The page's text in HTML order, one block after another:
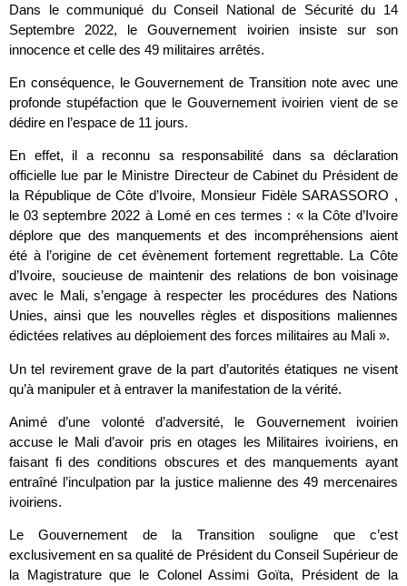
Dans le communiqué du Conseil National de Sécurité du 14
Septembre 2022, le Gouvernement ivoirien insiste sur son
innocence et celle des 49 militaires arrêtés.
En conséquence, le Gouvernement de Transition note avec une
profonde stupéfaction que le Gouvernement ivoirien vient de se
dédire en l’espace de 11 jours.
En effet, il a reconnu sa responsabilité dans sa déclaration
officielle lue par le Ministre Directeur de Cabinet du Président de
la République de Côte d’Ivoire, Monsieur Fidèle SARASSORO ,
le 03 septembre 2022 à Lomé en ces termes : « la Côte d’Ivoire
déplore que des manquements et des incompréhensions aient
été à l’origine de cet évènement fortement regrettable. La Côte
d’Ivoire, soucieuse de maintenir des relations de bon voisinage
avec le Mali, s’engage à respecter les procédures des Nations
Unies, ainsi que les nouvelles règles et dispositions maliennes
édictées relatives au déploiement des forces militaires au Mali ».
Un tel revirement grave de la part d’autorités étatiques ne visent
qu’à manipuler et à entraver la manifestation de la vérité.
Animé d’une volonté d’adversité, le Gouvernement ivoirien
accuse le Mali d’avoir pris en otages les Militaires ivoiriens, en
faisant fi des conditions obscures et des manquements ayant
entraîné l’inculpation par la justice malienne des 49 mercenaires
ivoiriens.
Le Gouvernement de la Transition souligne que c’est
exclusivement en sa qualité de Président du Conseil Supérieur de
la Magistrature que le Colonel Assimi Goïta, Président de la